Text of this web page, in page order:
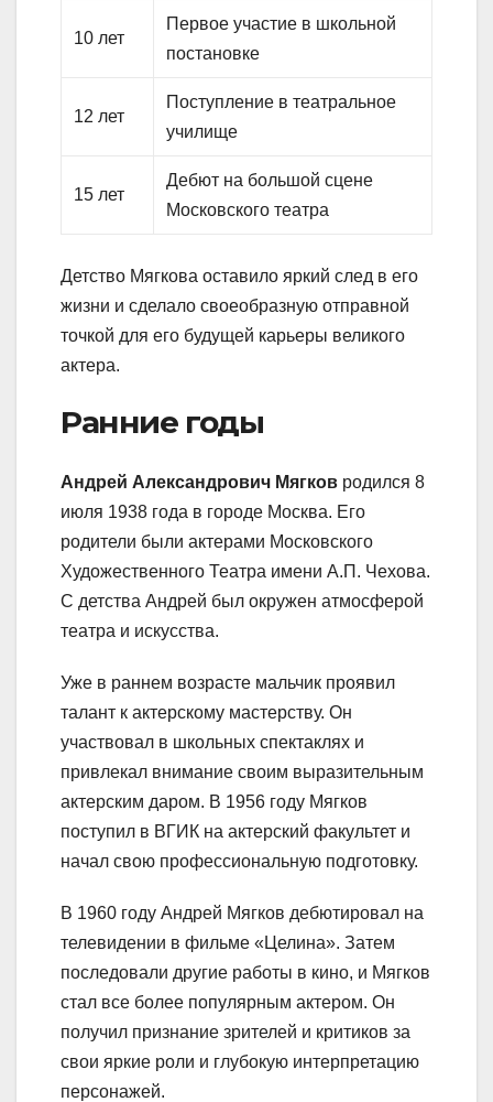
10 лет
Первое участие в школьной
постановке
12 лет
Поступление в театральное
училище
15 лет
Дебют на большой сцене
Московского театра
Детство Мягкова оставило яркий след в его
жизни и сделало своеобразную отправной
точкой для его будущей карьеры великого
актера.
Ранние годы
Андрей Александрович Мягков родился 8
июля 1938 года в городе Москва. Его
родители были актерами Московского
Художественного Театра имени А.П. Чехова.
С детства Андрей был окружен атмосферой
театра и искусства.
Уже в раннем возрасте мальчик проявил
талант к актерскому мастерству. Он
участвовал в школьных спектаклях и
привлекал внимание своим выразительным
актерским даром. В 1956 году Мягков
поступил в ВГИК на актерский факультет и
начал свою профессиональную подготовку.
В 1960 году Андрей Мягков дебютировал на
телевидении в фильме «Целина». Затем
последовали другие работы в кино, и Мягков
стал все более популярным актером. Он
получил признание зрителей и критиков за
свои яркие роли и глубокую интерпретацию
персонажей.